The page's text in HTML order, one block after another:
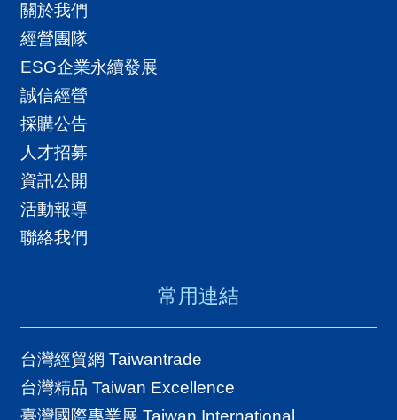
場
關
於
貿
協
全
球
國
對
關於我們
經營團隊
ESG企業永續發展
誠信經營
採購公告
人才招募
資訊公開
活動報導
聯絡我們
常用連結
台灣經貿網 Taiwantrade
台灣精品 Taiwan Excellence
臺灣國際專業展 Taiwan International